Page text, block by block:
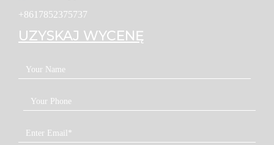
+8617852375737
UZYSKAJ WYCENĘ